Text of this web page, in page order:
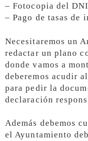
– Fotocopia del DNI
– Pago de tasas de
Necesitaremos un
redactar un plano
donde vamos a
deberemos acudir
para pedir la
declaración
Además debemos
el Ayuntamiento